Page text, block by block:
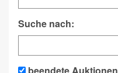
Suche nach:
beendete Auktionen